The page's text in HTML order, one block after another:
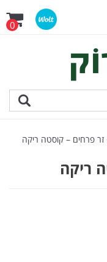
0
זר פרחים – קוסטה ריקה
ריקה